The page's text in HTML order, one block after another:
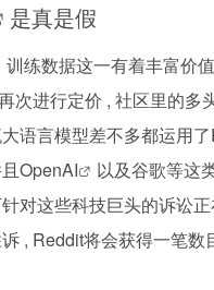
是真是假
训练数据这一有着丰富价
次进行定价 , 社区里的多
语言模型差不多都运用
OpenAI
以及谷歌等这
对这些科技巨头的诉讼
, Reddit将会获得一笔数